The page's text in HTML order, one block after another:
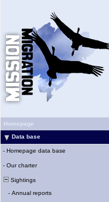
Homepage
Data base
- Homepage data base
- Our charter
Sightings
- Annual reports